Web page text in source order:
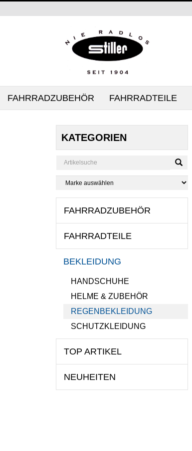
FAHRRADZUBEHÖR FAHRRADTEILE
KATEGORIEN
FAHRRADZUBEHÖR
FAHRRADTEILE
BEKLEIDUNG
HANDSCHUHE
HELME & ZUBEHÖR
REGENBEKLEIDUNG
SCHUTZKLEIDUNG
TOP ARTIKEL
NEUHEITEN